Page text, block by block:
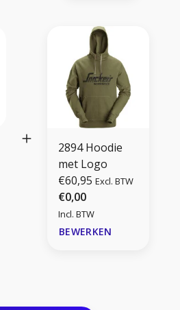
2894 Hoodie
met Logo
€60,95 Excl. BTW
€0,00
Incl. BTW
BEWERKEN